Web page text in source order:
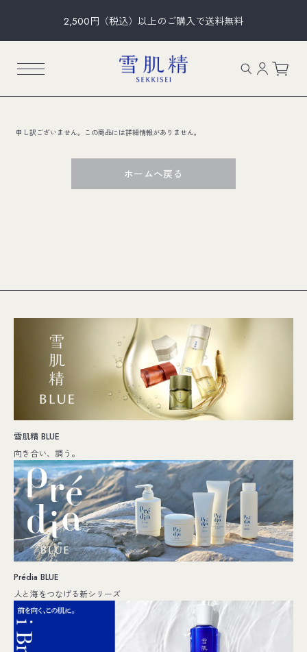
2,500円（税込）以上のご購入で送料無料
申し訳ございません。この商品には詳細情報がありません。
ホームへ戻る
雪肌精 BLUE
向き合い、調う。
Prédia BLUE
人と海をつなげる新シリーズ